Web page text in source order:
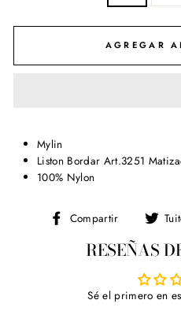
AGREGAR
Mylin
Liston Bordar Art.3251
100% Nylon
Compartir
Compartir
Facebook
RESEÑAS
Sé el primero en